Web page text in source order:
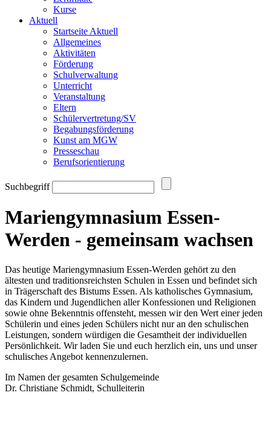
Kurse
Aktuell
Startseite Aktuell
Allgemeines
Aktivitäten
Förderung
Schulverwaltung
Unterricht
Veranstaltung
Eltern
Schülervertretung/SV
Begabungsförderung
Kunst am MGW
Presseschau
Berufsorientierung
Suchbegriff
Mariengymnasium Essen-
Werden - gemeinsam wachsen
Das heutige Mariengymnasium Essen-Werden gehört zu den
ältesten und traditionsreichsten Schulen in Essen und befindet sich
in Trägerschaft des Bistums Essen. Als katholisches Gymnasium,
das Kindern und Jugendlichen aller Konfessionen und Religionen
sowie ohne Bekenntnis offensteht, messen wir den Wert einer jeden
Schülerin und eines jeden Schülers nicht nur an den schulischen
Leistungen, sondern würdigen die Gesamtheit der individuellen
Persönlichkeit. Wir laden Sie und euch herzlich ein, uns und unser
schulisches Angebot kennenzulernen.
Im Namen der gesamten Schulgemeinde
Dr. Christiane Schmidt, Schulleiterin